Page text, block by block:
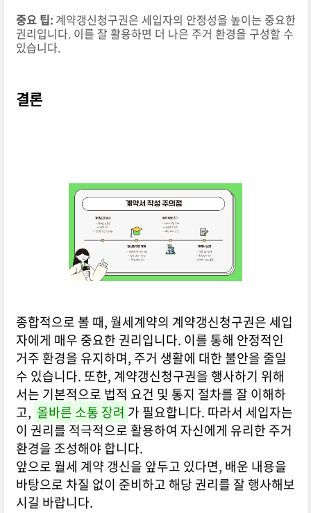
중요 팁:계약갱신청구권은 세입자의 안정성을 높이는 중요한
권리입니다. 이를 잘 활용하면 더 나은 주거 환경을 구성할 수
있습니다.
결론
종합적으로 볼 때, 월세계약의 계약갱신청구권은 세입
자에게 매우 중요한 권리입니다. 이를 통해 안정적인
거주 환경을 유지하며, 주거 생활에 대한 불안을 줄일
수 있습니다. 또한, 계약갱신청구권을 행사하기 위해
서는 기본적으로 법적 요건 및 통지 절차를 잘 이해하
고, 올바른 소통 장려 가 필요합니다. 따라서 세입자는
이 권리를 적극적으로 활용하여 자신에게 유리한 주거
환경을 조성해야 합니다.
앞으로 월세 계약 갱신을 앞두고 있다면, 배운 내용을
바탕으로 차질 없이 준비하고 해당 권리를 잘 행사해보
시길 바랍니다.